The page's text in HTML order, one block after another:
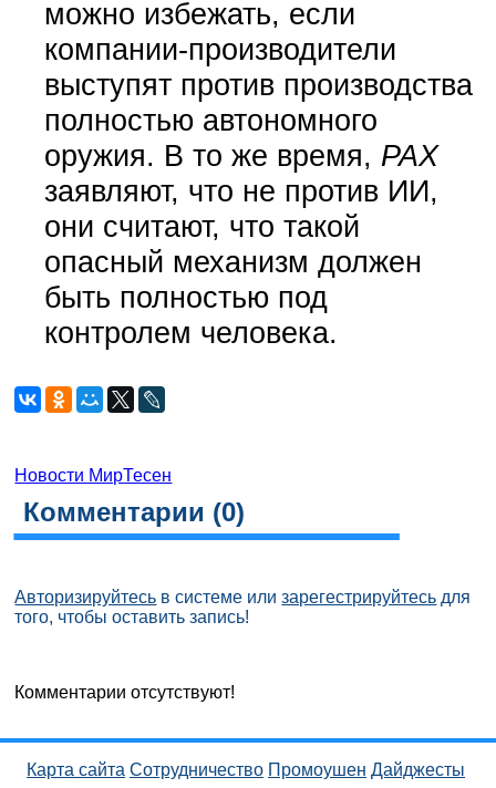
можно избежать, если
компании-производители
выступят против производства
полностью автономного
оружия. В то же время, PAX
заявляют, что не против ИИ,
они считают, что такой
опасный механизм должен
быть полностью под
контролем человека.
Новости МирТесен
Комментарии (0)
Авторизируйтесь в системе илизарегестрируйтесь для
того, чтобы оставить запись!
Комментарии отсутствуют!
Карта сайта Сотрудничество Промоушен Дайджесты